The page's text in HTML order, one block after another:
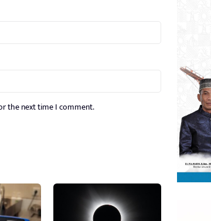
the next time I comment.